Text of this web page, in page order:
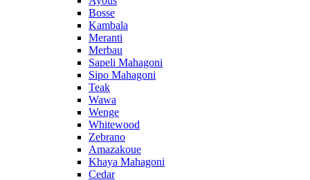
Bosse
Kambala
Meranti
Merbau
Sapeli Mahagoni
Sipo Mahagoni
Teak
Wawa
Wenge
Whitewood
Zebrano
Amazakoue
Khaya Mahagoni
Cedar